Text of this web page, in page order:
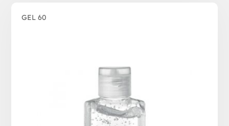
GEL 60